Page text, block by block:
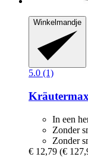
Winkelmandje
5.0 (1)
Kräutermax
In een
Zonder
Zonder
€ 12,79 (€